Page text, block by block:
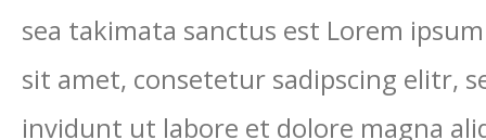
sea takimata sanctus est Lorem
sit amet, consetetur sadipscing elitr,
invidunt ut labore et dolore magna